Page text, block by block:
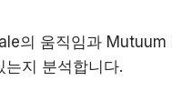
의 움직임과 Mutuum
는지 분석합니다.